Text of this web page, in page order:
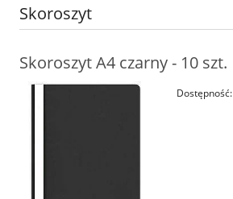
Skoroszyt
Skoroszyt A4 czarny - 10 szt.
Dostępność: